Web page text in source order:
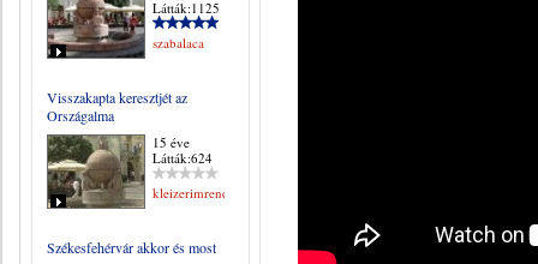
Látták:1125
szabalaca
Visszakapta keresztjét az
Országalma
15 éve
Látták:624
kleizerimrene
Székesfehérvár akkor és most